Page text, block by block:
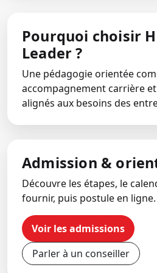
Pourquoi choisir
Leader ?
Une pédagogie orientée
accompagnement carrière
alignés aux besoins des
Admission &
Découvre les étapes, le
fournir, puis postule en ligne.
Voir les admissions
Parler à un conseiller